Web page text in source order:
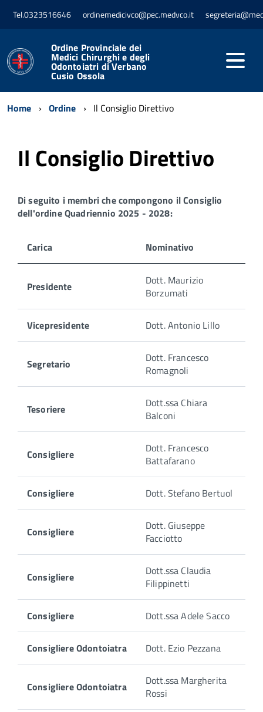
Tel.0323516646 ordinemedicivco@pec.medvco.it
Ordine Provinciale dei
Medici Chirurghi e degli
Odontoiatri di Verbano
Cusio Ossola
Home Ordine Il Consiglio Direttivo
Il Consiglio Direttivo
Di seguito i membri che compongono il Consiglio
dell'ordine Quadriennio 2025 - 2028:
Carica Nominativo
Presidente
Dott. Maurizio
Borzumati
Vicepresidente Dott. Antonio Lillo
Segretario
Dott. Francesco
Romagnoli
Tesoriere
Dott.ssa Chiara
Balconi
Consigliere
Dott. Francesco
Battafarano
Consigliere Dott. Stefano Bertuol
Consigliere
Dott. Giuseppe
Facciotto
Consigliere
Dott.ssa Claudia
Filippinetti
Consigliere Dott.ssa Adele Sacco
Consigliere Odontoiatra Dott. Ezio Pezzana
Consigliere Odontoiatra
Dott.ssa Margherita
Rossi